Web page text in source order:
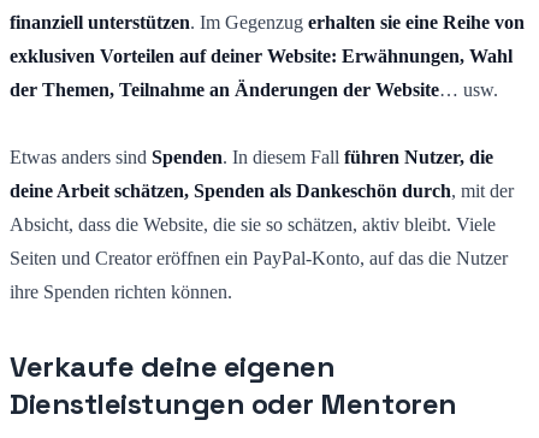
finanziell unterstützen. Im Gegenzug erhalten sie eine Reihe von
exklusiven Vorteilen auf deiner Website: Erwähnungen, Wahl
der Themen, Teilnahme an Änderungen der Website… usw.
Etwas anders sind Spenden. In diesem Fall führen Nutzer, die
deine Arbeit schätzen, Spenden als Dankeschön durch, mit der
Absicht, dass die Website, die sie so schätzen, aktiv bleibt. Viele
Seiten und Creator eröffnen ein PayPal-Konto, auf das die Nutzer
ihre Spenden richten können.
Verkaufe deine eigenen
Dienstleistungen oder Mentoren